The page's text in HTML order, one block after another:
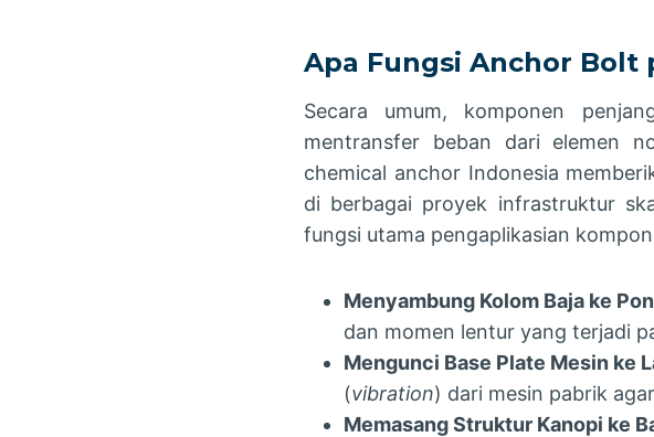
Apa Fungsi Anchor Bolt
Secara umum, komponen
mentransfer beban dari elemen
chemical anchor Indonesia
di berbagai proyek infrastruktur
fungsi utama pengaplikasian
Menyambung Kolom Baja ke
dan momen lentur yang terjadi
Mengunci Base Plate Mesin ke
(vibration) dari mesin pabrik
Memasang Struktur Kanopi ke